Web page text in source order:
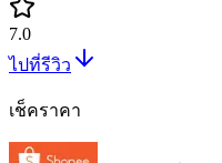
7.0
ไปที่รีวิว
เช็คราคา